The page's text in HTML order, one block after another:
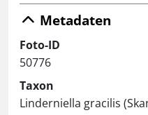
Metadaten
Foto-ID
50776
Taxon
Linderniella gracilis